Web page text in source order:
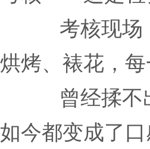
考核现场
烘烤、裱花，
曾经揉
如今都变成了